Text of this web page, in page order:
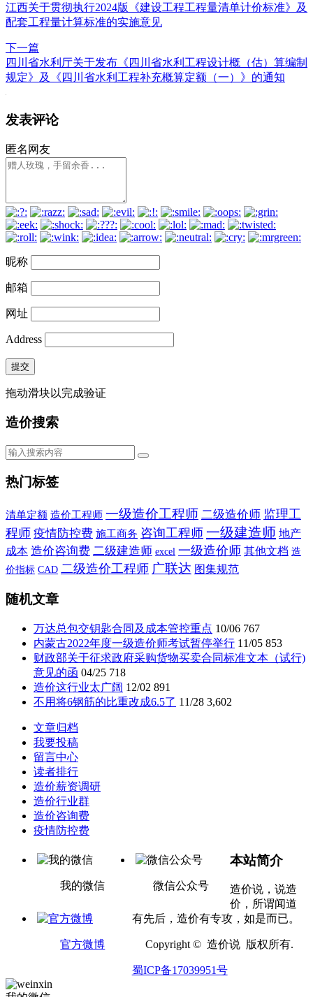
江西关于贯彻执行2024版《建设工程工程量清单计价标准》及
配套工程量计算标准的实施意见
下一篇
四川省水利厅关于发布《四川省水利工程设计概（估）算编制
规定》及《四川省水利工程补充概算定额（一）》的通知
发表评论
匿名网友
昵称
邮箱
网址
Address
提交
拖动滑块以完成验证
造价搜索
热门标签
清单定额 造价工程师 一级造价工程师 二级造价师 监理工
程师 疫情防控费 施工商务 咨询工程师 一级建造师 地产
成本 造价咨询费 二级建造师 excel 一级造价师 其他文档 造
价指标 CAD 二级造价工程师 广联达 图集规范
随机文章
万达总包交钥匙合同及成本管控重点 10/06 767
内蒙古2022年度一级造价师考试暂停举行 11/05 853
财政部关于征求政府采购货物买卖合同标准文本（试行)
意见的函 04/25 718
造价这行业太广阔 12/02 891
不用将6钢筋的比重改成6.5了 11/28 3,602
文章归档
我要投稿
留言中心
读者排行
造价薪资调研
造价行业群
造价咨询费
疫情防控费
我的微信 微信公众号
官方微博
本站简介
造价说，说造
价，所谓闻道
有先后，造价有专攻，如是而已。
Copyright © 造价说 版权所有.
蜀ICP备17039951号